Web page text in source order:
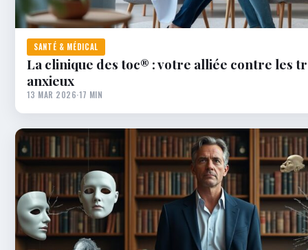
SANTÉ & MÉDICAL
La clinique des toc® : votre alliée contre les
anxieux
13 MAR 2026·17 MIN